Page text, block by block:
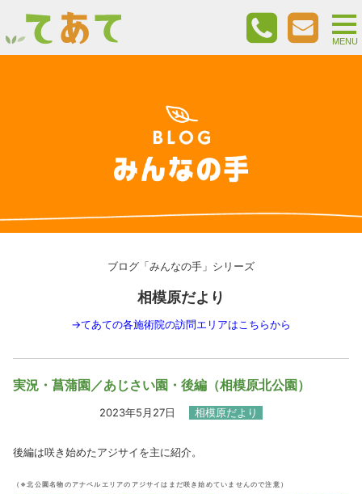
ブログ「みんなの手」シリーズ
相模原だより
→てあての各施術院の訪問エリアはこちらから
実況・菖蒲園／あじさい園・後編（相模原北公園）
2023年5月27日 相模原だより
後編は咲き始めたアジサイを主に紹介。
（※北公園名物のアナベルエリアのアジサイはまだ咲き始めていませんので注意）
MENU